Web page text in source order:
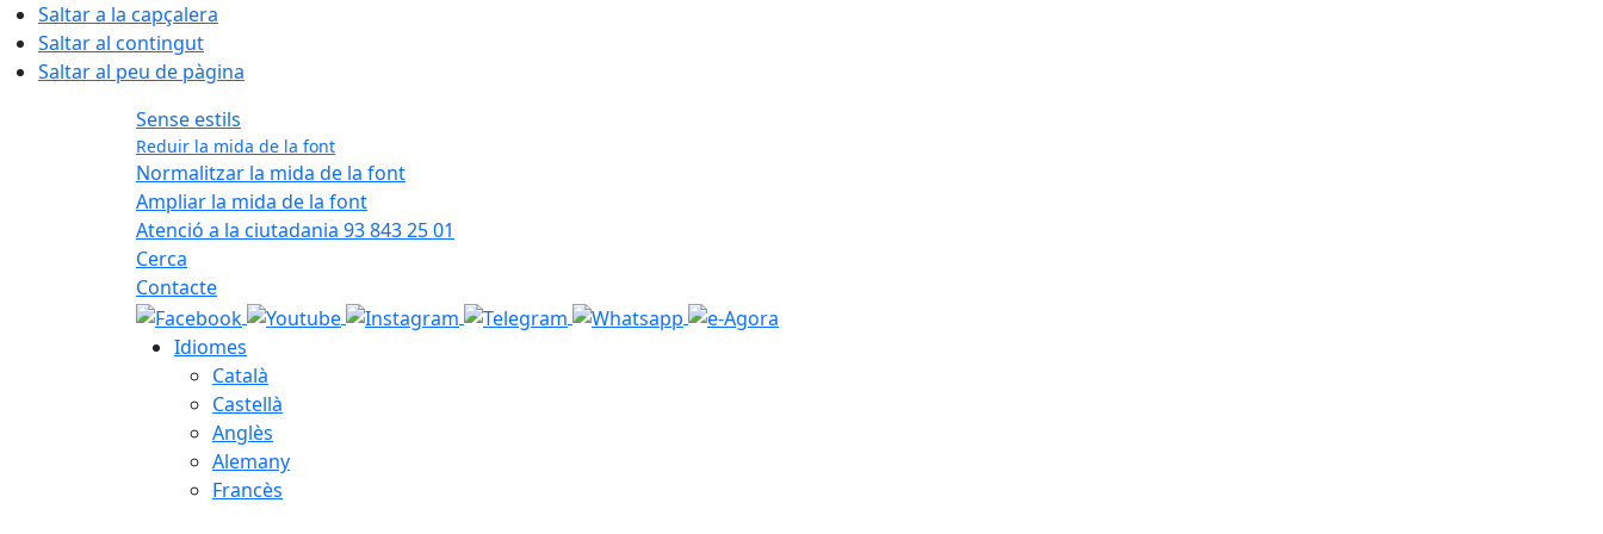
Saltar a la capçalera
Saltar al contingut
Saltar al peu de pàgina
Sense estils
Reduir la mida de la font
Normalitzar la mida de la font
Ampliar la mida de la font
Atenció a la ciutadania 93 843 25 01
Cerca
Contacte
Idiomes
Català
Castellà
Anglès
Alemany
Francès